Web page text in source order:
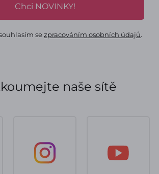
Chci NOVINKY!
sezpracováním osobních údajů.
naše sítě